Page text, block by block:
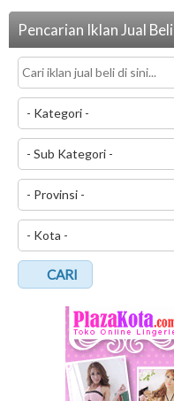
Pencarian Iklan Jual Beli
CARI